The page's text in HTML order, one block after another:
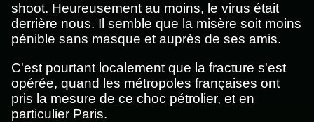
shoot. Heureusement au moins, le virus était
derrière nous. Il semble que la misère soit moins
pénible sans masque et auprès de ses amis.
C'est pourtant localement que la fracture s'est
opérée, quand les métropoles françaises ont
pris la mesure de ce choc pétrolier, et en
particulier Paris.